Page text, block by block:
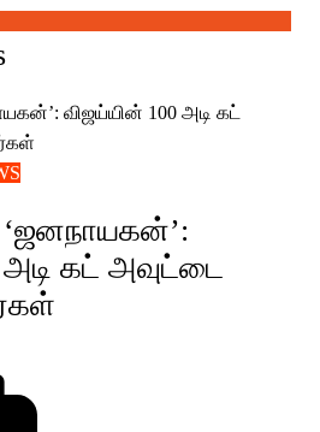
கட் அவுட்டை